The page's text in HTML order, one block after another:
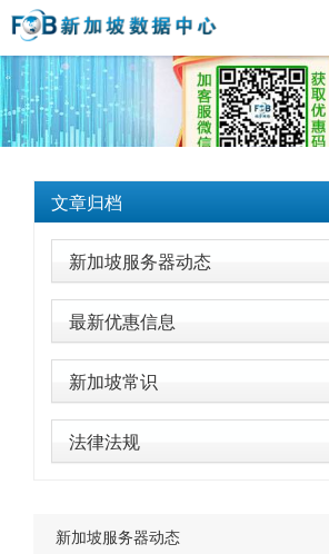
文章归档
新加坡服务器动态
最新优惠信息
新加坡常识
法律法规
新加坡服务器动态